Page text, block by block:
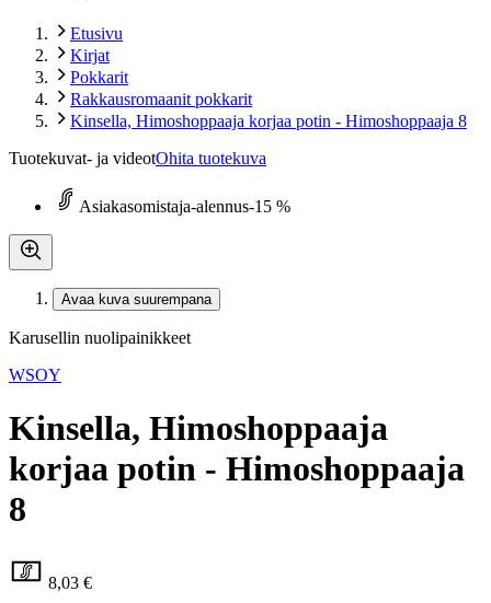
Etusivu
Kirjat
Pokkarit
Rakkausromaanit pokkarit
Kinsella, Himoshoppaaja korjaa potin - Himoshoppaaja 8
Tuotekuvat- ja videotOhita tuotekuva
Asiakasomistaja-alennus-15 %
Avaa kuva suurempana
Karusellin nuolipainikkeet
WSOY
Kinsella, Himoshoppaaja
korjaa potin - Himoshoppaaja
8
8,03 €